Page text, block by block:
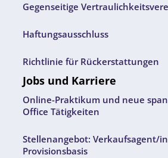
Gegenseitige
Haftungsausschluss
Richtlinie für Rückerstattungen
Jobs und Karriere
Online-Praktikum und neue
Office Tätigkeiten
Stellenangebot: Verkaufsagent/
Provisionsbasis